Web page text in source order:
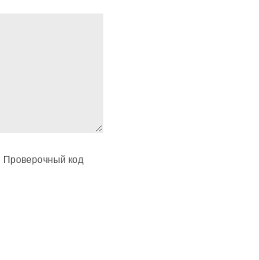
Проверочный код